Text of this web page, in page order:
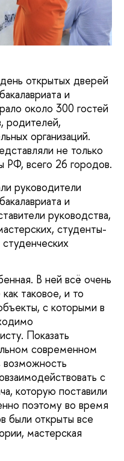
открытых дверей
и
около 300 гостей
родителей,
организаций.
не только
РФ, всего 26 городов.
руководители
и
руководства,
студенты-
В ней всё очень
таковое, и то
с которыми в
Показать
современном
с
которую поставили
поэтому во время
были открыты все
мастерская